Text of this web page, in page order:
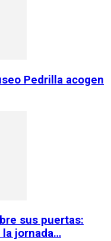
Pedrilla acogen
sus puertas:
la jornada…